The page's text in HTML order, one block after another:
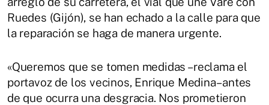
Ruedes (Gijón), se han echado a la calle para que
la reparación se haga de manera urgente.
«Queremos que se tomen medidas –reclama el
portavoz de los vecinos, Enrique Medina– antes
de que ocurra una desgracia. Nos prometieron